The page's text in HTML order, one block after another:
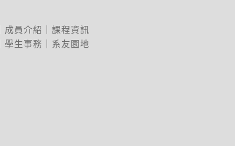
成員介紹 ｜課程資訊
｜學生事務 系友園地